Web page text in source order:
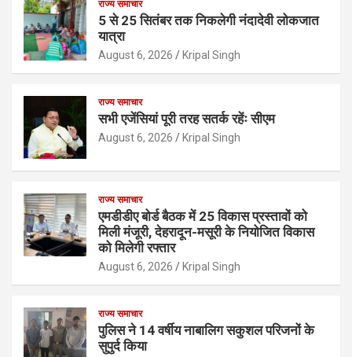
राज्य समाचार
5 से 25 सितंबर तक निकलेगी नंदादेवी लोकजात
यात्रा
August 6, 2026 Kripal Singh
राज्य समाचार
सभी एजेंसियां पूरी तरह सतर्क रहेंः सीएम
August 6, 2026 Kripal Singh
राज्य समाचार
एमडीडीए बोर्ड बैठक में 25 विकास प्रस्तावों को
मिली मंजूरी, देहरादून-मसूरी के नियोजित विकास
को मिलेगी रफ्तार
August 6, 2026 Kripal Singh
राज्य समाचार
पुलिस ने 14 वर्षीय नाबालिग सकुशल परिजनों के
सुपुर्द किया